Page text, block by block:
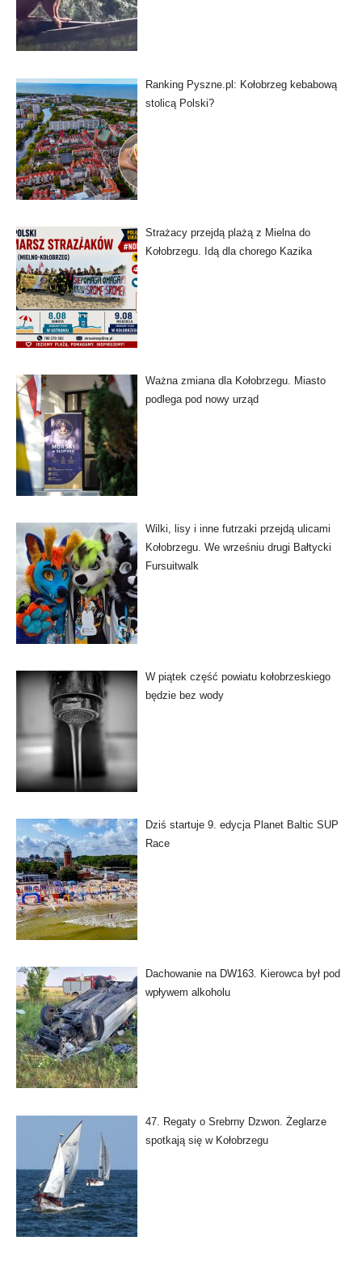
Ranking Pyszne.pl: Kołobrzeg kebabową
stolicą Polski?
Strażacy przejdą plażą z Mielna do
Kołobrzegu. Idą dla chorego Kazika
Ważna zmiana dla Kołobrzegu. Miasto
podlega pod nowy urząd
Wilki, lisy i inne futrzaki przejdą ulicami
Kołobrzegu. We wrześniu drugi Bałtycki
Fursuitwalk
W piątek część powiatu kołobrzeskiego
będzie bez wody
Dziś startuje 9. edycja Planet Baltic SUP
Race
Dachowanie na DW163. Kierowca był pod
wpływem alkoholu
47. Regaty o Srebrny Dzwon. Żeglarze
spotkają się w Kołobrzegu